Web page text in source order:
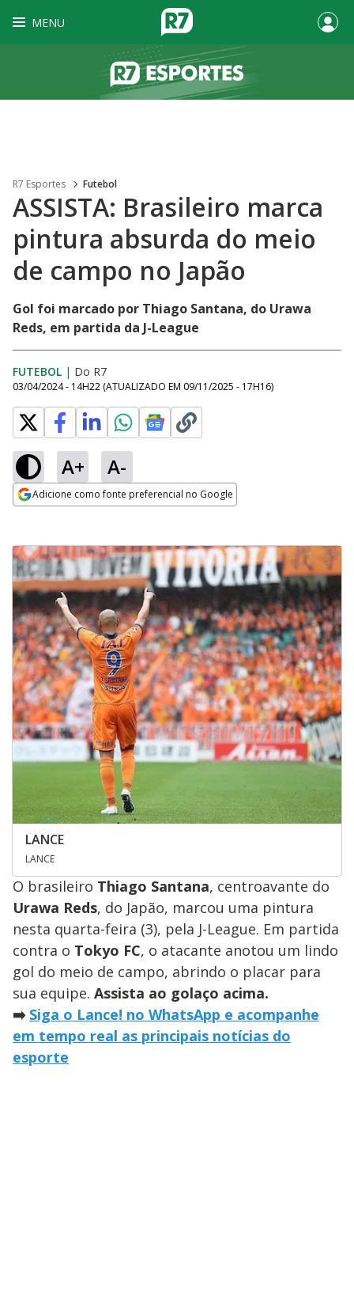
MENU
R7 Esportes Futebol
ASSISTA: Brasileiro marca
pintura absurda do meio
de campo no Japão
Gol foi marcado por Thiago Santana, do Urawa
Reds, em partida da J-League
FUTEBOL | Do R7
03/04/2024 - 14H22 (ATUALIZADO EM 09/11/2025 - 17H16)
A+ A-
Adicione como fonte preferencial no Google
LANCE
LANCE
O brasileiro Thiago Santana, centroavante do
Urawa Reds, do Japão, marcou uma pintura
nesta quarta-feira (3), pela J-League. Em partida
contra o Tokyo FC, o atacante anotou um lindo
gol do meio de campo, abrindo o placar para
sua equipe. Assista ao golaço acima.
➡️ Siga o Lance! no WhatsApp e acompanhe
em tempo real as principais notícias do
esporte